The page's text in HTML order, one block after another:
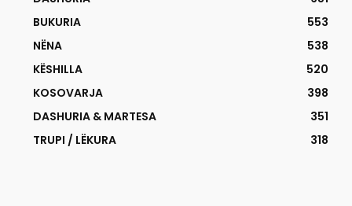
BUKURIA
553
NËNA
538
KËSHILLA
520
KOSOVARJA
398
DASHURIA & MARTESA
351
TRUPI / LËKURA
318